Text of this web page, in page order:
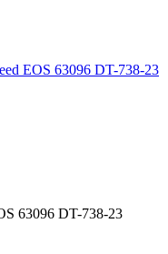
EOS 63096 DT-738-23
63096 DT-738-23